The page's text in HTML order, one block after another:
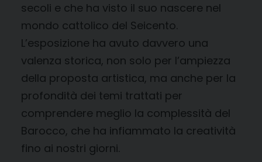
secoli e che ha visto il suo nascere nel
mondo cattolico del Seicento.
L’esposizione ha avuto davvero una
valenza storica, non solo per l’ampiezza
della proposta artistica, ma anche per la
profondità dei temi trattati per
comprendere meglio la complessità del
Barocco, che ha infiammato la creatività
fino ai nostri giorni.